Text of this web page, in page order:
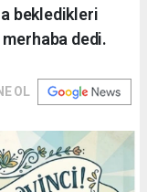
bekledikleri
dedi.
OL